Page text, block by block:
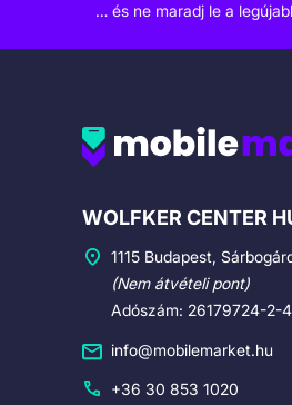
… és ne maradj le a
Cégadatok
WOLFKER CENTER
1115 Budapest,
(Nem átvételi pont)
Adószám: 26179724-2-
info@mobilemarket.hu
+36 30 853 1020